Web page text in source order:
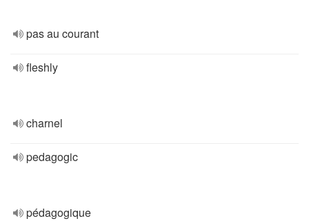
pas au courant
fleshly
charnel
pedagogic
pédagogique